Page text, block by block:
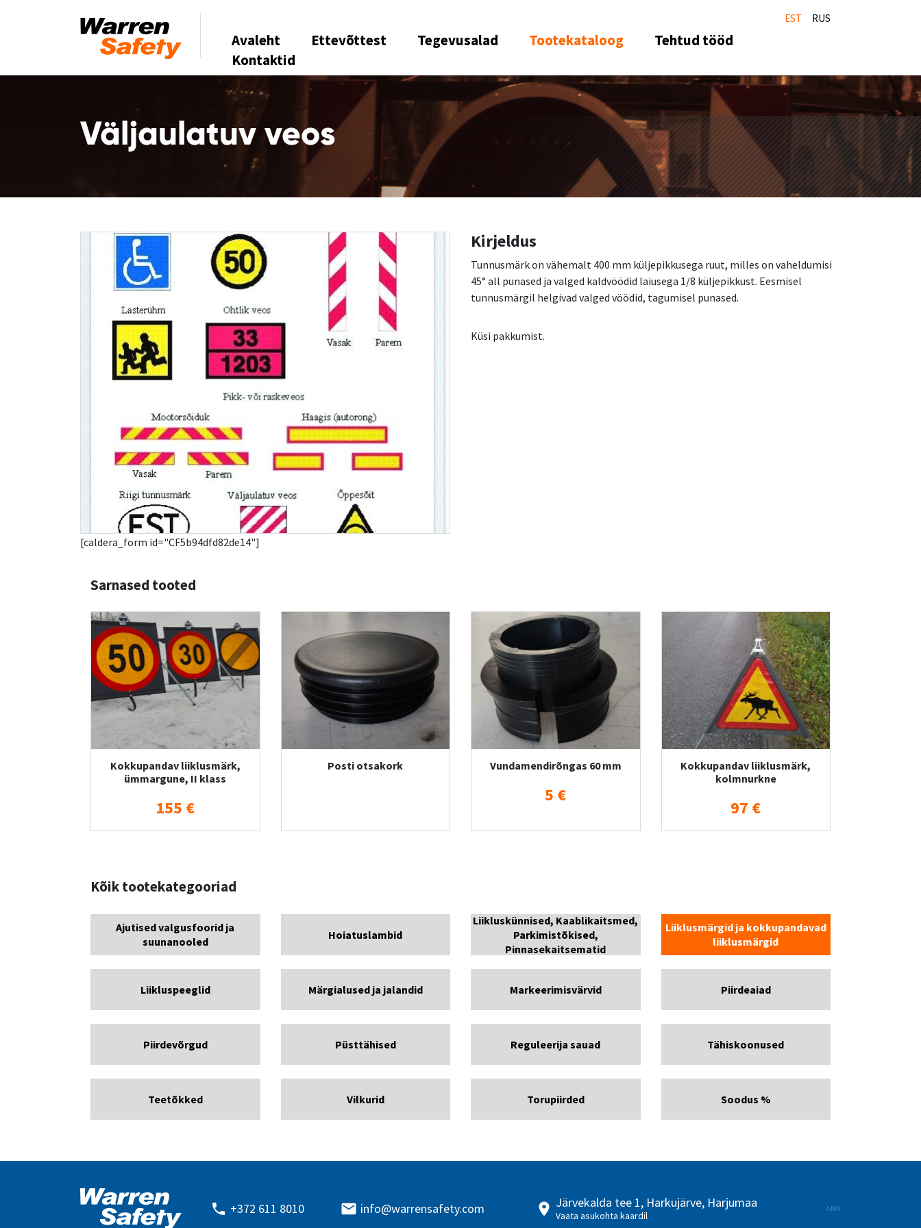
EST RUS
Avaleht Ettevõttest Tegevusalad Tootekataloog
Tehtud tööd
Kontaktid
Väljaulatuv veos
Kirjeldus
Tunnusmärk on vähemalt 400 mm küljepikkusega ruut, milles on vaheldumisi
45° all punased ja valged kaldvöödid laiusega 1/8 küljepikkust. Eesmisel
tunnusmärgil helgivad valged vöödid, tagumisel punased.
Küsi pakkumist.
[caldera_form id="CF5b94dfd82de14"]
Sarnased tooted
Kokkupandav liiklusmärk,
ümmargune, II klass
155 €
Posti otsakork Vundamendirõngas 60 mm
5 €
Kokkupandav liiklusmärk,
kolmnurkne
97 €
Kõik tootekategooriad
Ajutised valgusfoorid ja
suunanooled
Hoiatuslambid
Liikluskünnised, Kaablikaitsmed,
Parkimistõkised,
Pinnasekaitsematid
Liiklusmärgid ja kokkupandavad
liiklusmärgid
Liikluspeeglid Märgialused ja jalandid Markeerimisvärvid Piirdeaiad
Piirdevõrgud Püsttähised Reguleerija sauad Tähiskoonused
Teetõkked Vilkurid Torupiirded Soodus %
+372 611 8010 info@warrensafety.com Järvekalda tee 1, Harkujärve, Harjumaa
Vaata asukohta kaardil
AMA